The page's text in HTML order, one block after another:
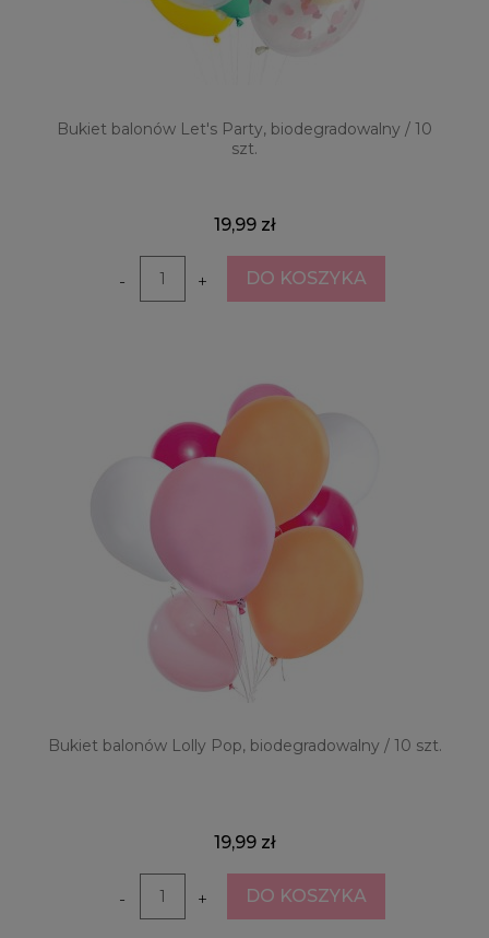
Bukiet balonów Let's Party, biodegradowalny / 10
szt.
19,99 zł
- + DO KOSZYKA
Bukiet balonów Lolly Pop, biodegradowalny / 10 szt.
19,99 zł
- + DO KOSZYKA